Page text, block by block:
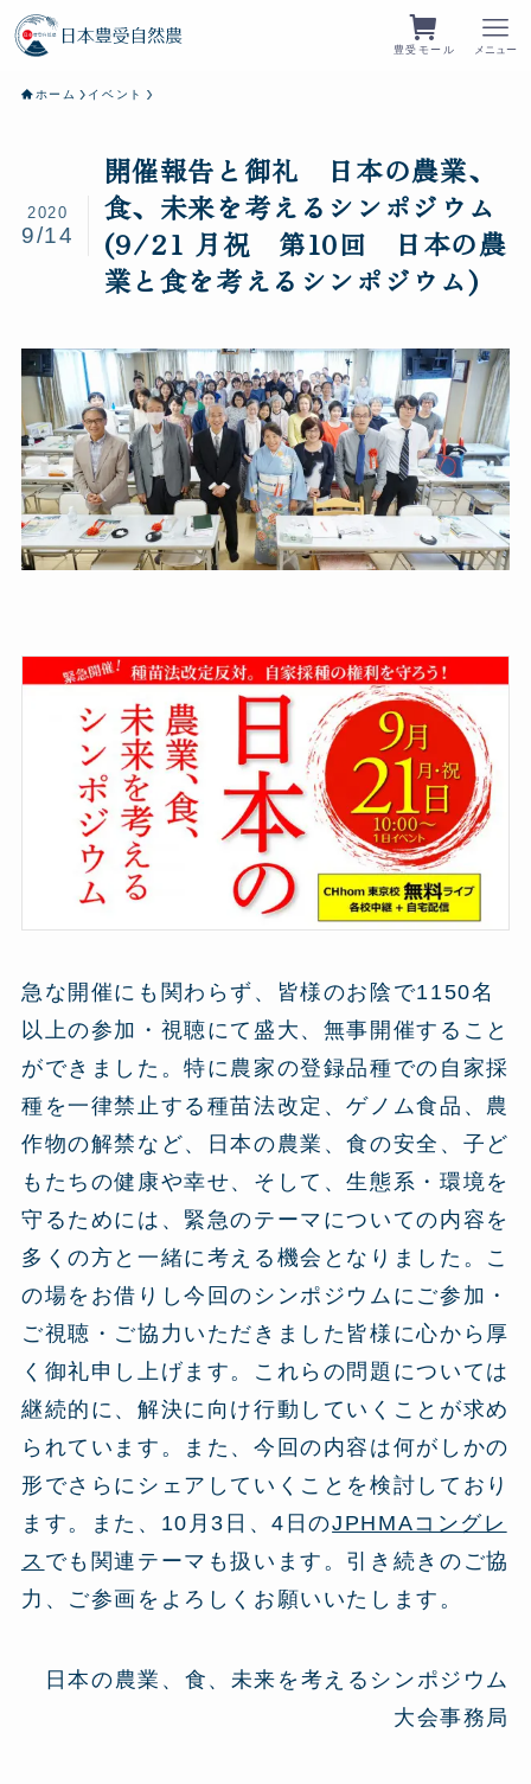
豊受モール メニュー
ホーム イベント
開催報告と御礼 日本の農業、
食、未来を考えるシンポジウム
(9/21 月祝 第10回 日本の農
業と食を考えるシンポジウム)
2020
9/14
急な開催にも関わらず、皆様のお陰で1150名
以上の参加・視聴にて盛大、無事開催すること
ができました。特に農家の登録品種での自家採
種を一律禁止する種苗法改定、ゲノム食品、農
作物の解禁など、日本の農業、食の安全、子ど
もたちの健康や幸せ、そして、生態系・環境を
守るためには、緊急のテーマについての内容を
多くの方と一緒に考える機会となりました。こ
の場をお借りし今回のシンポジウムにご参加・
ご視聴・ご協力いただきました皆様に心から厚
く御礼申し上げます。これらの問題については
継続的に、解決に向け行動していくことが求め
られています。また、今回の内容は何がしかの
形でさらにシェアしていくことを検討しており
ます。また、10月3日、4日のJPHMAコングレ
ス でも関連テーマも扱います。引き続きのご協
力、ご参画をよろしくお願いいたします。
日本の農業、食、未来を考えるシンポジウム
大会事務局